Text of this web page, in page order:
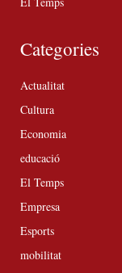
Categories
Actualitat
Cultura
Economia
educació
El Temps
Empresa
Esports
mobilitat